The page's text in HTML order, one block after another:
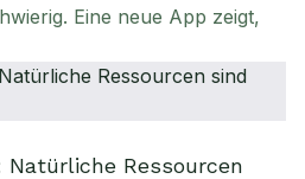
Eine neue App zeigt,
Ressourcen